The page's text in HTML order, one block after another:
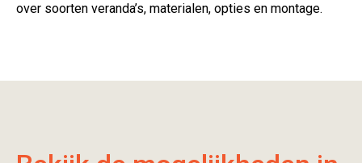
over soorten veranda’s, materialen, opties en montage.